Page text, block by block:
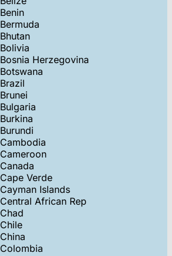
Benin
Bermuda
Bhutan
Bolivia
Bosnia Herzegovina
Botswana
Brazil
Brunei
Bulgaria
Burkina
Burundi
Cambodia
Cameroon
Canada
Cape Verde
Cayman Islands
Central African Rep
Chad
Chile
China
Colombia